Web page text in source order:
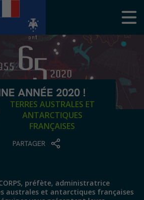
ANNÉE 2020 !
TERRES AUSTRALES ET
ANTARCTIQUES
FRANÇAISES
PARTAGER
préfète, administratrice
australes et antarctiques françaises